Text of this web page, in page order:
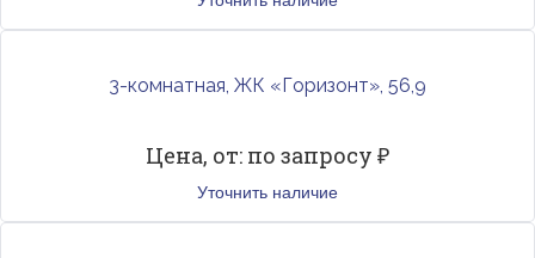
3-комнатная, ЖК «Горизонт», 56,9
Цена, от: по запросу ₽
Уточнить наличие